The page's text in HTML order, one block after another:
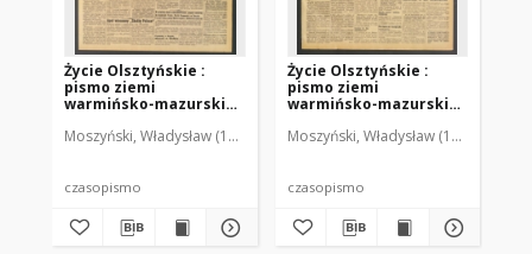
Życie Olsztyńskie :
pismo ziemi
warmińsko-mazurskiej,
Moszyński, Władysław (1922-2001). Red. Mroczkowski, Włodzimierz
czasopismo
Życie Olsztyńskie :
pismo ziemi
warmińsko-mazurskiej,
Moszyński, Władysław (1922-2001).
czasopismo